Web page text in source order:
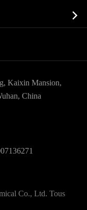

Kaixin Mansion,
China
Co., Ltd. Tous